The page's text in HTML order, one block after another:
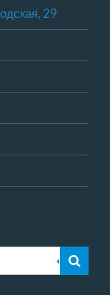
29